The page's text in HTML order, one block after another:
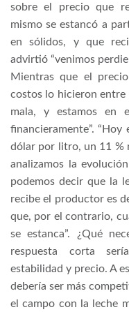
sobre el precio que
mismo se estancó a
en sólidos, y que
advirtió “venimos
Mientras que el
costos lo hicieron entre
mala, y estamos en
financieramente”.
dólar por litro, un 11 %
analizamos la
podemos decir que la
recibe el productor es
que, por el contrario,
se estanca”. ¿Qué
respuesta corta
estabilidad y precio. A
debería ser más
el campo con la leche